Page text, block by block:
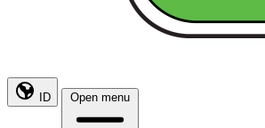
ID Open menu